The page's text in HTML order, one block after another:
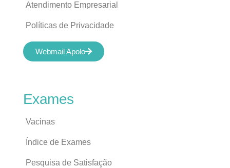
Exames
Vacinas
Índice de Exames
Pesquisa de Satisfação
Atendimento Empresarial
Políticas de Privacidade
Webmail Apolo